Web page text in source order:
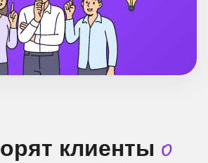
клиенты о